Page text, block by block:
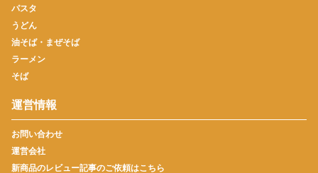
パスタ
うどん
油そば・まぜそば
ラーメン
そば
運営情報
お問い合わせ
運営会社
新商品のレビュー記事のご依頼はこちら